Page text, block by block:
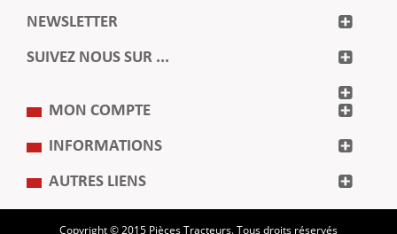
NEWSLETTER
SUIVEZ NOUS SUR ...
MON COMPTE
INFORMATIONS
AUTRES LIENS
Copyright © 2015 Pièces Tracteurs. Tous droits réservés